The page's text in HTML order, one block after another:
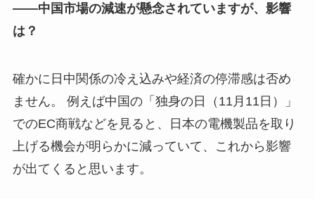
――中国市場の減速が懸念されていますが、影響
は？
確かに日中関係の冷え込みや経済の停滞感は否め
ません。 例えば中国の「独身の日（11月11日）」
でのEC商戦などを見ると、日本の電機製品を取り
上げる機会が明らかに減っていて、これから影響
が出てくると思います。